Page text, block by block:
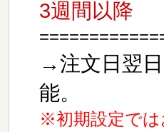
3週間以降
→注文日翌
能。
※初期設定では